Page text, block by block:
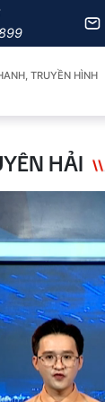
TRUYỀN HÌNH
HẢI